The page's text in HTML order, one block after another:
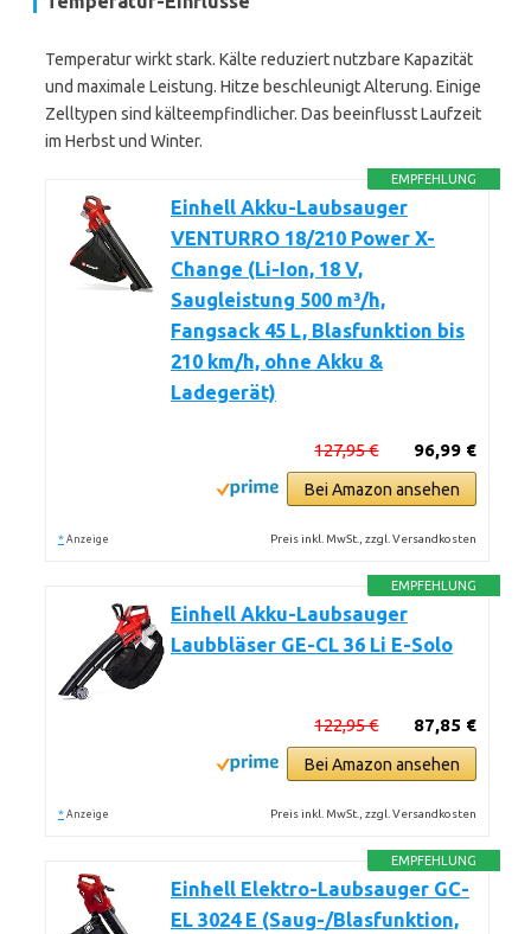
Temperatur wirkt stark. Kälte reduziert nutzbare Kapazität
und maximale Leistung. Hitze beschleunigt Alterung. Einige
Zelltypen sind kälteempfindlicher. Das beeinflusst Laufzeit
im Herbst und Winter.
EMPFEHLUNG
Einhell Akku-Laubsauger
VENTURRO 18/210 Power X-
Change (Li-Ion, 18 V,
Saugleistung 500 m³/h,
Fangsack 45 L, Blasfunktion bis
210 km/h, ohne Akku &
Ladegerät)
96,99 €
127,95 €
Bei Amazon ansehen
* Anzeige Preis inkl. MwSt., zzgl. Versandkosten
EMPFEHLUNG
Einhell Akku-Laubsauger
Laubbläser GE-CL 36 Li E-Solo
87,85 €
122,95 €
Bei Amazon ansehen
* Anzeige Preis inkl. MwSt., zzgl. Versandkosten
EMPFEHLUNG
Einhell Elektro-Laubsauger GC-
EL 3024 E (Saug-/Blasfunktion,